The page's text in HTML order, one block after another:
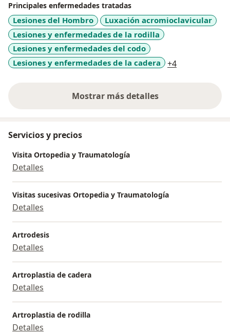
Principales enfermedades tratadas
Lesiones del Hombro
Luxación acromioclavicular
Lesiones y enfermedades de la rodilla
Lesiones y enfermedades del codo
Lesiones y enfermedades de la cadera
+4
Mostrar más detalles
sobre la experiencia
Servicios y precios
Visita Ortopedia y Traumatología
Detalles
Visitas sucesivas Ortopedia y Traumatología
Detalles
Artrodesis
Detalles
Artroplastia de cadera
Detalles
Artroplastia de rodilla
Detalles